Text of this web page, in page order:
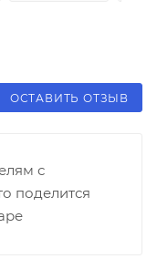
ОСТАВИТЬ ОТЗЫВ
с
поделится